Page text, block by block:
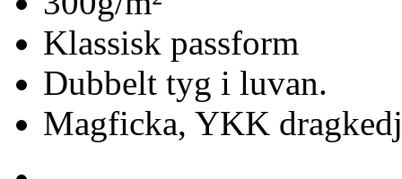
Klassisk passform
Dubbelt tyg i luvan.
Magficka, YKK